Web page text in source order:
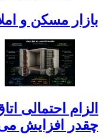
بازار مسکن و
الزام احتمالی
چقدر افزایش